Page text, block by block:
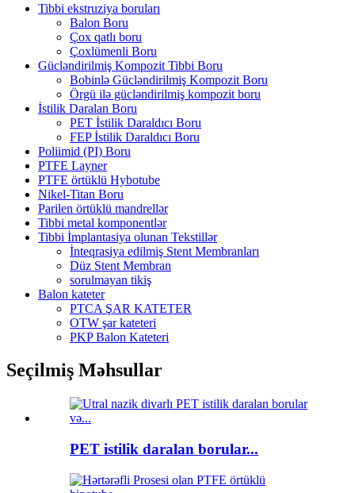
Tibbi ekstruziya boruları
Balon Boru
Çox qatlı boru
Çoxlümenli Boru
Gücləndirilmiş Kompozit Tibbi Boru
Bobinlə Gücləndirilmiş Kompozit Boru
Örgü ilə gücləndirilmiş kompozit boru
İstilik Daralan Boru
PET İstilik Daraldıcı Boru
FEP İstilik Daraldıcı Boru
Poliimid (PI) Boru
PTFE Layner
PTFE örtüklü Hybotube
Nikel-Titan Boru
Parilen örtüklü mandrellər
Tibbi metal komponentlər
Tibbi İmplantasiya olunan Tekstillər
İnteqrasiya edilmiş Stent Membranları
Düz Stent Membran
sorulmayan tikiş
Balon kateter
PTCA ŞAR KATETER
OTW şar kateteri
PKP Balon Kateteri
Seçilmiş Məhsullar
PET istilik daralan borular...